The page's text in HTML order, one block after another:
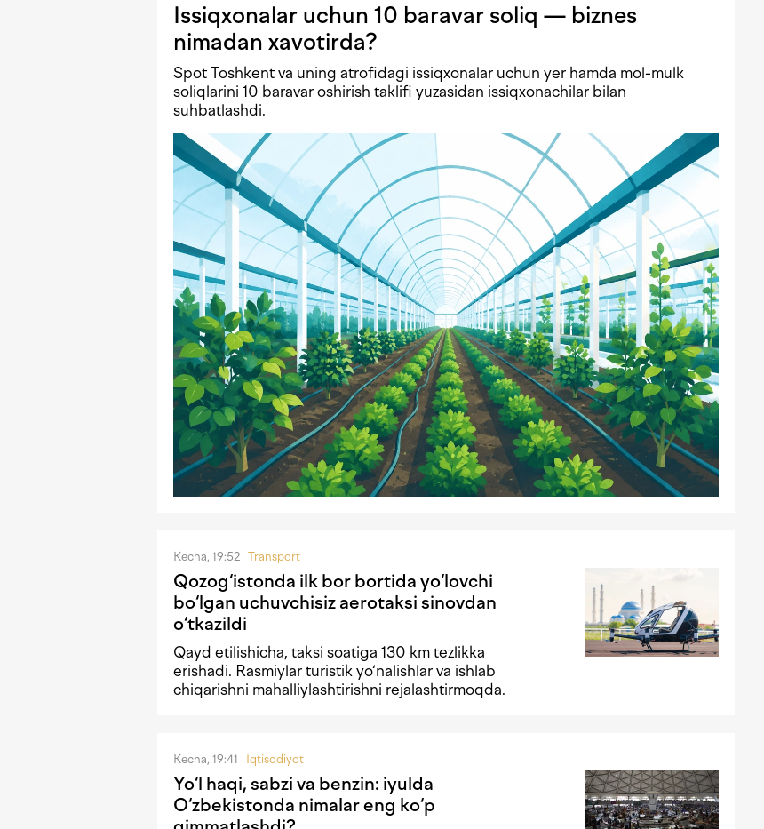
Issiqxonalar uchun 10 baravar soliq — biznes
nimadan xavotirda?
Spot Toshkent va uning atrofidagi issiqxonalar uchun yer hamda mol-mulk
soliqlarini 10 baravar oshirish taklifi yuzasidan issiqxonachilar bilan
suhbatlashdi.
Kecha, 19:52 Transport
Qozog‘istonda ilk bor bortida yo‘lovchi
bo‘lgan uchuvchisiz aerotaksi sinovdan
o‘tkazildi
Qayd etilishicha, taksi soatiga 130 km tezlikka
erishadi. Rasmiylar turistik yo‘nalishlar va ishlab
chiqarishni mahalliylashtirishni rejalashtirmoqda.
Kecha, 19:41 Iqtisodiyot
Yo‘l haqi, sabzi va benzin: iyulda
O‘zbekistonda nimalar eng ko‘p